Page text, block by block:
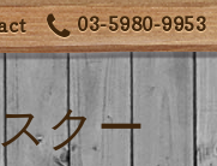
03-5980-9953
クー